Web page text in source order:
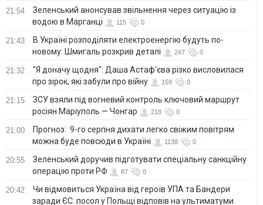
21:54
Зеленський анонсував звільнення через ситуацію із
водою в Марганці
115 0
21:43
В Україні розподіляти електроенергію будуть по-
новому: Шмигаль розкрив деталі
247 0
21:32
"Я доначу щодня": Даша Астаф'єва різко висловилася
про зірок, які забули про війну
159 0
21:15
ЗСУ взяли під вогневий контроль ключовий маршрут
росіян Маріуполь — Чонгар
218 0
21:00
Прогноз: 9-го серпня дихати легко свіжим повітрям
можна буде повсюди в Україні
1138 0
20:55
Зеленський доручив підготувати спеціальну санкційну
операцію проти РФ
87 0
20:42
Чи відмовиться Україна від героїв УПА та Бандери
заради ЄС: посол у Польщі відповів на ультиматуми